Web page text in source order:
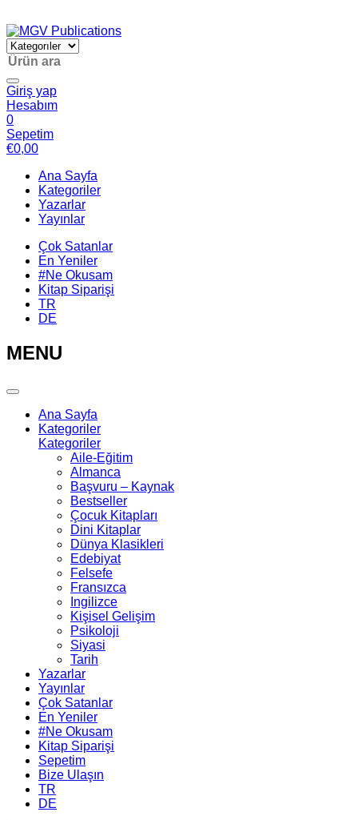
Giriş yap
Hesabım
0
Sepetim
€0,00
Ana Sayfa
Kategoriler
Yazarlar
Yayınlar
Çok Satanlar
En Yeniler
#Ne Okusam
Kitap Siparişi
TR
DE
MENU
Ana Sayfa
Kategoriler
Kategoriler
Aile-Eğitim
Almanca
Başvuru – Kaynak
Bestseller
Çocuk Kitapları
Dini Kitaplar
Dünya Klasikleri
Edebiyat
Felsefe
Fransızca
Ingilizce
Kişisel Gelişim
Psikoloji
Siyasi
Tarih
Yazarlar
Yayınlar
Çok Satanlar
En Yeniler
#Ne Okusam
Kitap Siparişi
Sepetim
Bize Ulaşın
TR
DE